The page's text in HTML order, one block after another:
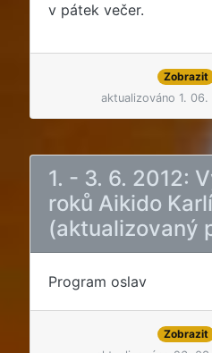
v pátek večer.
Zobrazit
aktualizováno 1. 06.
1. - 3. 6. 2012:
roků Aikido
(aktualizovaný
Program oslav
Zobrazit